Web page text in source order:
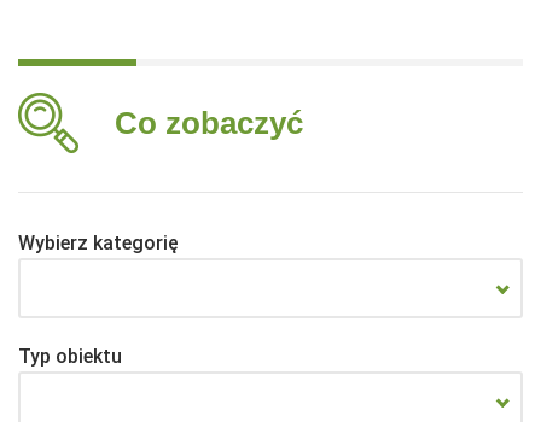
Co zobaczyć
Wybierz kategorię
Typ obiektu